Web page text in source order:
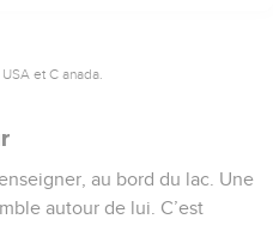
et C anada.
au bord du lac. Une
autour de lui. C’est